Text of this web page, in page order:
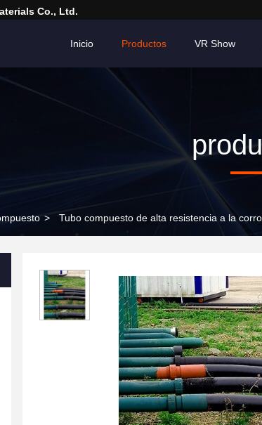
Co., Ltd.
Inicio Productos VR Show
> Tubo compuesto de alta resistencia a la